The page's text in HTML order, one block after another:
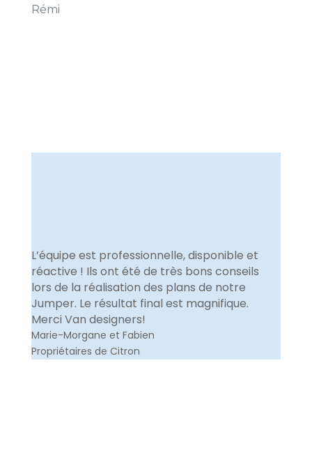
Rémi
L’équipe est professionnelle, disponible et
réactive ! Ils ont été de très bons conseils
lors de la réalisation des plans de notre
Jumper. Le résultat final est magnifique.
Merci Van designers!
Marie-Morgane et Fabien
Propriétaires de Citron